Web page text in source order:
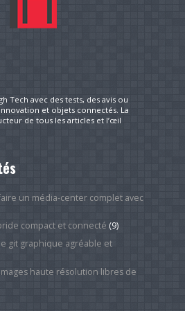
Tech avec des tests, des avis ou
et objets connectés. La
de tous les articles et l’œil
un média-center complet avec
compact et connecté (9)
git graphique agréable et
haute résolution libres de